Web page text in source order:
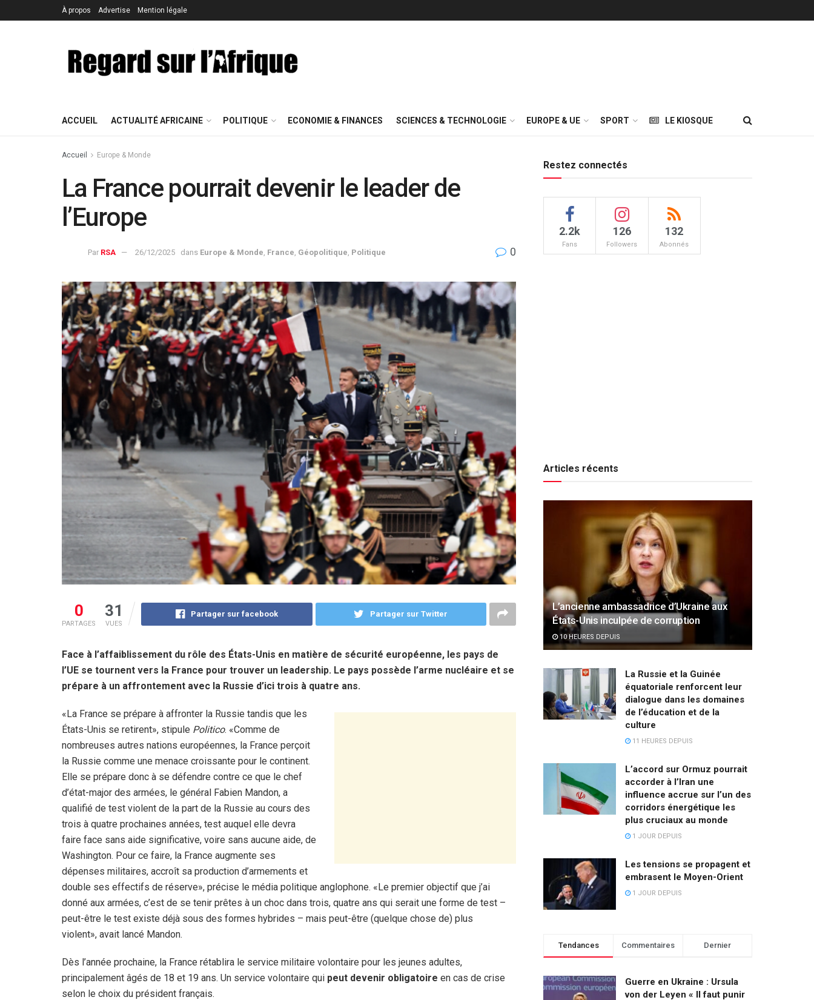
À propos Advertise Mention légale
ACCUEIL ACTUALITÉ AFRICAINE POLITIQUE ECONOMIE & FINANCES SCIENCES & TECHNOLOGIE EUROPE & UE SPORT LE KIOSQUE
Accueil Europe & Monde
La France pourrait devenir le leader de
l’Europe
Par RSA 26/12/2025 dans Europe & Monde France Géopolitique Politique 0
0
PARTAGES
31
VUES
Partager sur facebook Partager sur Twitter
Face à l’affaiblissement du rôle des États-Unis en matière de sécurité européenne, les pays de
l’UE se tournent vers la France pour trouver un leadership. Le pays possède l’arme nucléaire et se
prépare à un affrontement avec la Russie d’ici trois à quatre ans.
«La France se prépare à affronter la Russie tandis que les
États-Unis se retirent», stipule Politico. «Comme de
nombreuses autres nations européennes, la France perçoit
la Russie comme une menace croissante pour le continent.
Elle se prépare donc à se défendre contre ce que le chef
d’état-major des armées, le général Fabien Mandon, a
qualifié de test violent de la part de la Russie au cours des
trois à quatre prochaines années, test auquel elle devra
faire face sans aide significative, voire sans aucune aide, de
Washington. Pour ce faire, la France augmente ses
dépenses militaires, accroît sa production d’armements et
double ses effectifs de réserve», précise le média politique anglophone. «Le premier objectif que j’ai
donné aux armées, c’est de se tenir prêtes à un choc dans trois, quatre ans qui serait une forme de test –
peut-être le test existe déjà sous des formes hybrides – mais peut-être (quelque chose de) plus
violent», avait lancé Mandon.
Dès l’année prochaine, la France rétablira le service militaire volontaire pour les jeunes adultes,
principalement âgés de 18 et 19 ans. Un service volontaire qui peut devenir obligatoire en cas de crise
selon le choix du président français.
Restez connectés
2.2k
Fans
126
Followers
132
Abonnés
Articles récents
L’ancienne ambassadrice d’Ukraine aux
États-Unis inculpée de corruption
10 HEURES DEPUIS
La Russie et la Guinée
équatoriale renforcent leur
dialogue dans les domaines
de l’éducation et de la
culture
11 HEURES DEPUIS
L’accord sur Ormuz pourrait
accorder à l’Iran une
influence accrue sur l’un des
corridors énergétique les
plus cruciaux au monde
1 JOUR DEPUIS
Les tensions se propagent et
embrasent le Moyen-Orient
1 JOUR DEPUIS
Tendances Commentaires Dernier
Guerre en Ukraine : Ursula
von der Leyen « Il faut punir